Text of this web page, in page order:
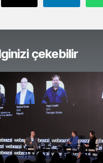
çekebilir